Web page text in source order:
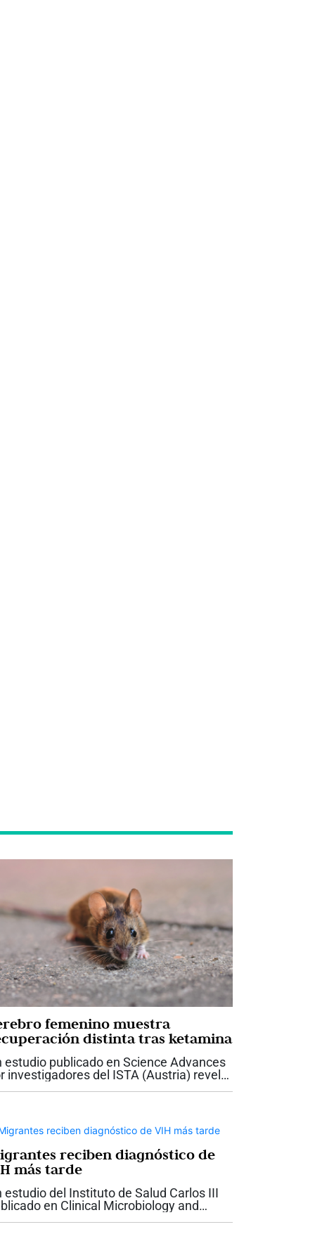
femenino muestra
distinta tras ketamina
estudio publicado en Science Advances
investigadores del ISTA (Austria) revela
reciben diagnóstico de
más tarde
estudio del Instituto de Salud Carlos III
en Clinical Microbiology and